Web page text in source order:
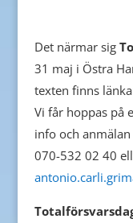
Det närmar sig
31 maj i Östra
texten finns
Vi får hoppas på
info och
070-532 02 40